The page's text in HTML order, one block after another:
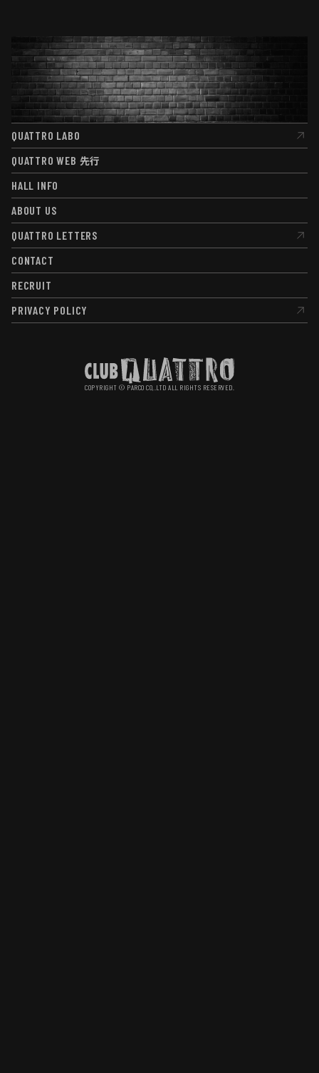
QUATTRO LABO
QUATTRO LABO
QUATTRO WEB 先行
QUATTRO WEB先行
HALL INFO
HALL INFO
ABOUT US
ABOUT US
QUATTRO LETTERS
QUATTRO LETTERS
CONTACT
CONTACT
RECRUIT
RECRUIT
PRIVACY POLICY
PRIVACY POLICY
COPYRIGHT © PARCO CO,.LTD ALL RIGHTS RESERVED.